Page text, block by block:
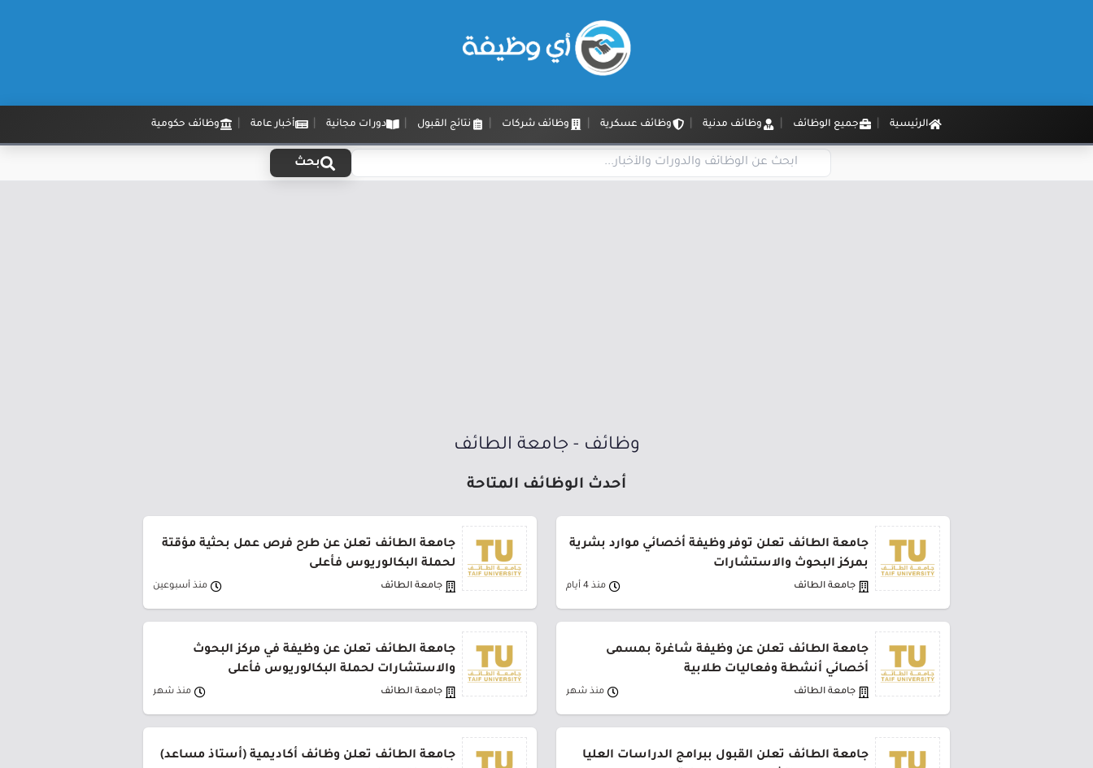
الرئيسية جميع الوظائف وظائف مدنية وظائف عسكرية وظائف شركات نتائج القبول دورات مجانية أخبار عامة وظائف حكومية
بحث
وظائف - جامعة الطائف
أحدث الوظائف المتاحة
جامعة الطائف تعلن توفر وظيفة أخصائي موارد بشرية
بمركز البحوث والاستشارات
جامعة الطائف منذ 4 أيام
جامعة الطائف تعلن عن طرح فرص عمل بحثية مؤقتة
لحملة البكالوريوس فأعلى
جامعة الطائف منذ أسبوعين
جامعة الطائف تعلن عن وظيفة شاغرة بمسمى
أخصائي أنشطة وفعاليات طلابية
جامعة الطائف منذ شهر
جامعة الطائف تعلن عن وظيفة في مركز البحوث
والاستشارات لحملة البكالوريوس فأعلى
جامعة الطائف منذ شهر
جامعة الطائف تعلن القبول ببرامج الدراسات العليا
جامعة الطائف تعلن وظائف أكاديمية (أستاذ مساعد)